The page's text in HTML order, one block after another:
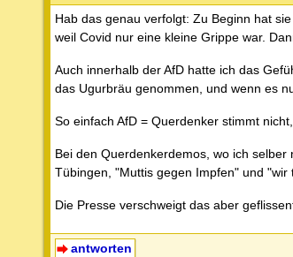
Hab das genau verfolgt: Zu Beginn hat
weil Covid nur eine kleine Grippe war.
Auch innerhalb der AfD hatte ich das
das Ugurbräu genommen, und wenn es
So einfach AfD = Querdenker stimmt
Bei den Querdenkerdemos, wo ich
Tübingen, "Muttis gegen Impfen" und
Die Presse verschweigt das aber
antworten